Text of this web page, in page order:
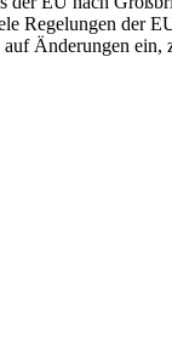
Regelungen der
Änderungen